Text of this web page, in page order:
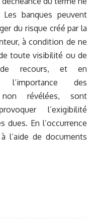
banques peuvent
du risque créé par la
à condition de ne
toute visibilité ou de
recours, et en
l’importance des
révélées, sont
l’exigibilité
dues. En l’occurrence
l’aide de documents